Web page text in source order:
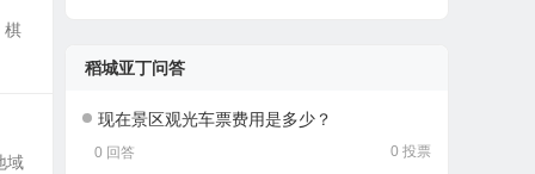
棋
域
稻城亚丁问答
现在景区观光车票费用是多少？
0 回答 0 投票